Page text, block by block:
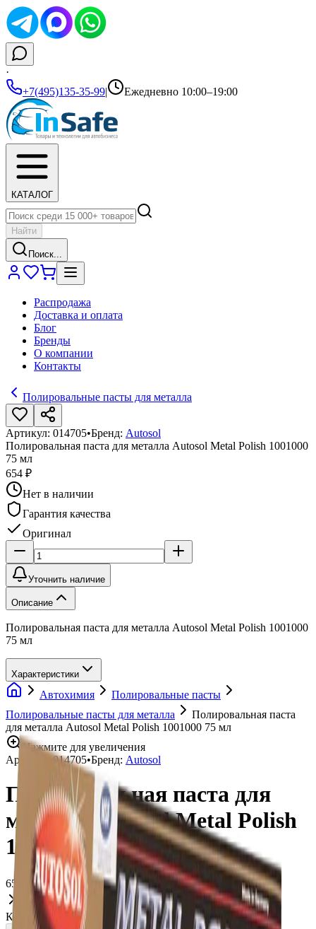
·
+7(495)135-35-99| Ежедневно 10:00–19:00
КАТАЛОГ
Найти
Поиск...
Распродажа
Доставка и оплата
Блог
Бренды
О компании
Контакты
Полировальные пасты для металла
Артикул: 014705•Бренд: Autosol
Полировальная паста для металла Autosol Metal Polish 1001000
75 мл
654 ₽
Нет в наличии
Гарантия качества
Оригинал
Уточнить наличие
Описание
Полировальная паста для металла Autosol Metal Polish 1001000
75 мл
Характеристики
Автохимия
Полировальные пасты
Полировальные пасты для металла
Полировальная паста
для металла Autosol Metal Polish 1001000 75 мл
Нажмите для увеличения
Артикул:014705•Бренд: Autosol
Полировальная паста для
металла Autosol Metal Polish
1001000 75 мл
654 ₽
Нет в наличии
Количество: